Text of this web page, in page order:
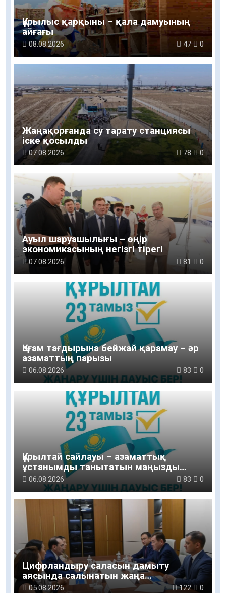
Құрылыс қарқыны – қала дамуының
айғағы
08.08.2026 47 0
Жаңақорғанда су тарату станциясы
іске қосылды
07.08.2026 78 0
Ауыл шаруашылығы – өңір
экономикасының негізгі тірегі
07.08.2026 81 0
Қоғам тағдырына бейжай қарамау – әр
азаматтың парызы
06.08.2026 83 0
Құрылтай сайлауы – азаматтық
ұстанымды танытатын маңызды
қадам
06.08.2026 83 0
Цифрландыру саласын дамыту
аясында салынатын жаңа
орталықтың жобасы талқыланды
05.08.2026 122 0